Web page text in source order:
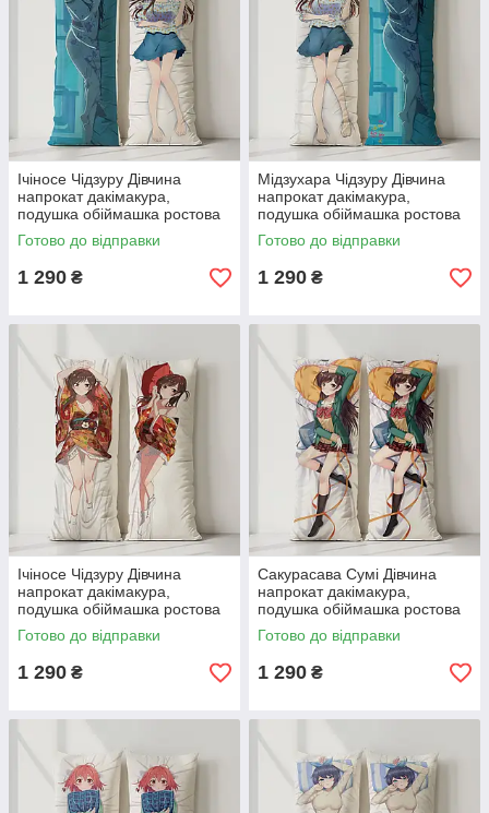
Ічіносе Чідзуру Дівчина
напрокат дакімакура,
подушка обіймашка ростова
120*40 см
Готово до відправки
1 290 ₴
Мідзухара Чідзуру Дівчина
напрокат дакімакура,
подушка обіймашка ростова
120*40 см
Готово до відправки
1 290 ₴
Ічіносе Чідзуру Дівчина
напрокат дакімакура,
подушка обіймашка ростова
120*40 см
Готово до відправки
1 290 ₴
Сакурасава Сумі Дівчина
напрокат дакімакура,
подушка обіймашка ростова
120*40 см
Готово до відправки
1 290 ₴